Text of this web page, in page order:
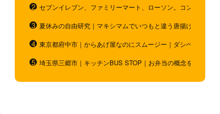
セブンイレブン、ファミリーマート、ローソン。コンビニの
夏休みの自由研究｜マキシマムでいつもと違う唐揚げを作ろう
東京都府中市｜からあげ屋なのにスムージー｜ダシベース唐
埼玉県三郷市｜キッチンBUS STOP｜お弁当の概念を超越！